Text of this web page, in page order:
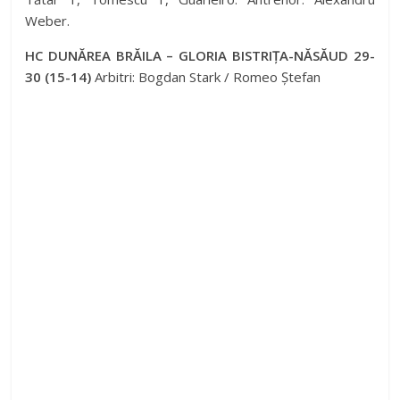
i
Weber.
HC DUNĂREA BRĂILA – GLORIA BISTRIȚA-NĂSĂUD 29-
30 (15-14) Arbitri: Bogdan Stark / Romeo Ștefan